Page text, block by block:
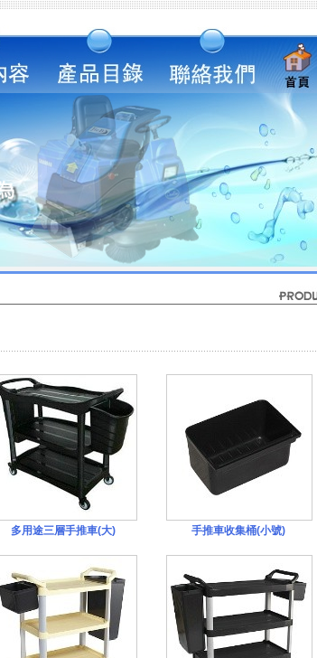
多用途三層手推車(大) 手推車收集桶(小號)